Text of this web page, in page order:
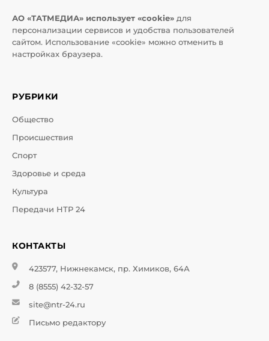
АО «ТАТМЕДИА» использует «cookie» для
персонализации сервисов и удобства пользователей
сайтом. Использование «cookie» можно отменить в
настройках браузера.
РУБРИКИ
Общество
Происшествия
Спорт
Здоровье и среда
Культура
Передачи НТР 24
КОНТАКТЫ
423577, Нижнекамск, пр. Химиков, 64А
8 (8555) 42-32-57
site@ntr-24.ru
Письмо редактору